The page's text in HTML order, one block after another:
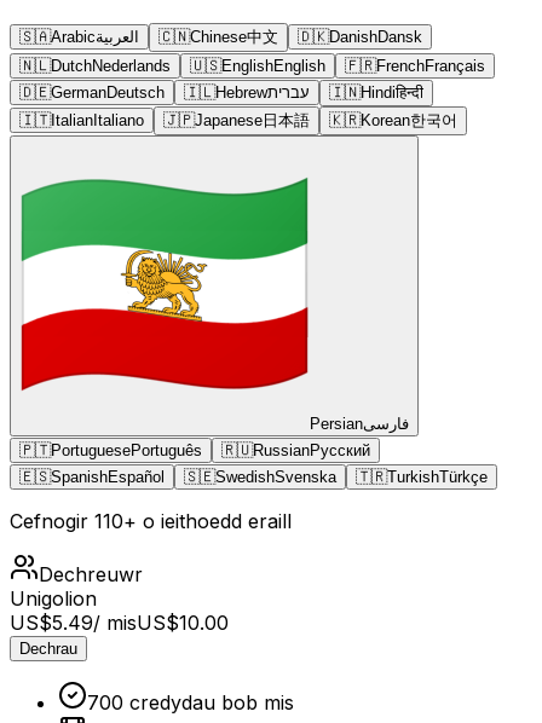
🇸🇦Arabicالعربية 🇨🇳Chinese中文 🇩🇰DanishDansk
🇳🇱DutchNederlands 🇺🇸EnglishEnglish 🇫🇷FrenchFrançais
🇩🇪GermanDeutsch 🇮🇱Hebrewעברית 🇮🇳Hindiहिन्दी
🇮🇹Italian Italiano 🇯🇵Japanese 日本語 🇰🇷Korean한국어
Persianفارسی
🇵🇹PortuguesePortuguês 🇷🇺RussianРусский
🇪🇸SpanishEspañol 🇸🇪SwedishSvenska 🇹🇷TurkishTürkçe
Cefnogir 110+ o ieithoedd eraill
Dechreuwr
Unigolion
US$5.49/ misUS$10.00
Dechrau
700 credydau bob mis